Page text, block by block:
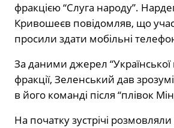
фракцією “Слуга народу”.
Кривошеєв повідомляв, що
просили здати мобільні
За даними джерел “Української
фракції, Зеленський дав
в його команді після “плівок
На початку зустрічі розмовляли